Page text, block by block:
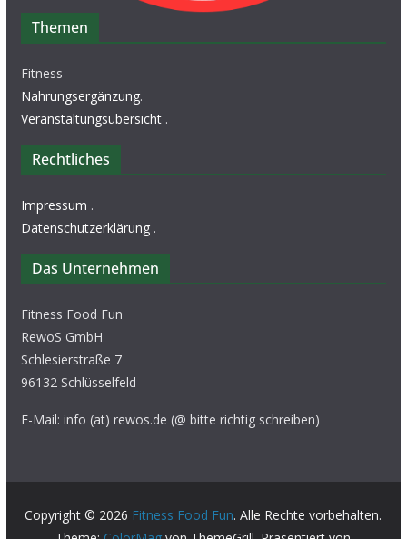
Themen
Fitness
Nahrungsergänzung.
Veranstaltungsübersicht.
Rechtliches
Impressum .
Datenschutzerklärung.
Das Unternehmen
Fitness Food Fun
RewoS GmbH
Schlesierstraße 7
96132 Schlüsselfeld
E-Mail: info (at) rewos.de (@ bitte richtig schreiben)
Copyright © 2026 Fitness Food Fun. Alle Rechte vorbehalten.